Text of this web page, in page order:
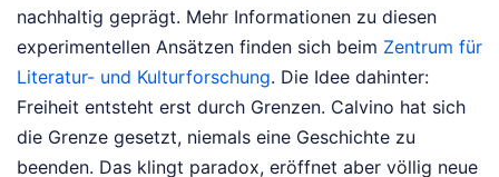
nachhaltig geprägt. Mehr Informationen zu diesen
experimentellen Ansätzen finden sich beim Zentrum für
Literatur- und Kulturforschung. Die Idee dahinter:
Freiheit entsteht erst durch Grenzen. Calvino hat sich
die Grenze gesetzt, niemals eine Geschichte zu
beenden. Das klingt paradox, eröffnet aber völlig neue